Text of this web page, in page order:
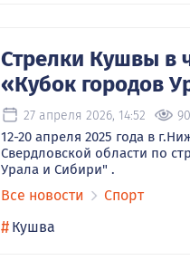
Стрелки Кушвы в
«Кубок городов
27 апреля 2026, 14:52 90
12-20 апреля 2025 года в
Свердловской области по
Урала и Сибири" .
Все новости Спорт
# Кушва